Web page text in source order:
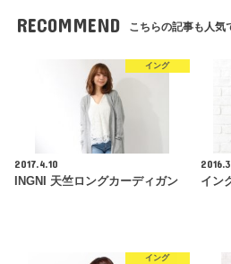
RECOMMEND こちらの記事も人気
イング
2017.4.10
INGNI 天竺ロングカーディガン
イン
イング